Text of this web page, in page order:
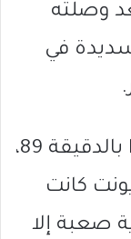
بالدقيقة 85، بعد وصلته
في
وتألق سومير ومنع هدفا مؤكدا بالدقيقة 89،
كانت
صعبة إلا